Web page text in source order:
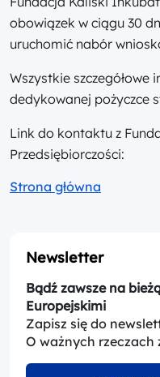
obowiązek w ciągu 30
uruchomić nabór
Wszystkie
dedykowanej pożyczce
Link do kontaktu z
Przedsiębiorczości:
Strona główna
Newsletter
Bądź zawsze na
Europejskimi
Zapisz się do
O ważnych rzeczach